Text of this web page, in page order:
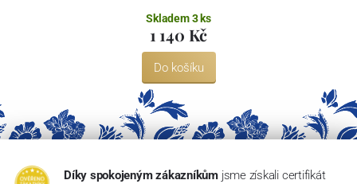
Skladem 3 ks
1 140 Kč
Do košíku
Díky spokojeným zákazníkům jsme získali certifikát